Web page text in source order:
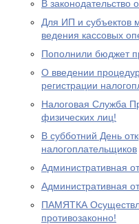
В
Для ИП и субъектов
ведения кассовых
Пополнили бюджет
О введении
регистрации
Налоговая Служба
физических лиц!
В субботний День
налогоплательщиков
Административная
Административная
ПАМЯТКА
противозаконно!